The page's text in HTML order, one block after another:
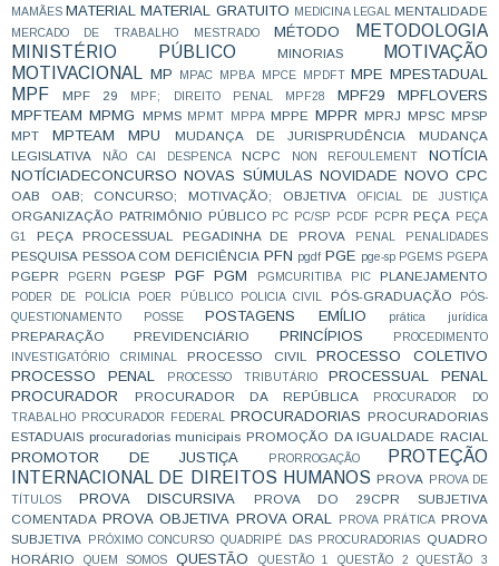
MAMÃES MATERIAL MATERIAL GRATUITO MEDICINA LEGAL MENTALIDADE
MERCADO DE TRABALHO MESTRADO MÉTODO
METODOLOGIA
MINISTÉRIO PÚBLICO
MINORIAS
MOTIVAÇÃO
MOTIVACIONAL
MP MPAC MPBA MPCE MPDFT MPE MPESTADUAL
MPF MPF 29 MPF; DIREITO PENAL MPF28 MPF29
MPFLOVERS
MPFTEAM MPMG MPMS MPMT MPPA MPPE MPPR MPRJ MPSC MPSP
MPT
MPTEAM MPU MUDANÇA DE JURISPRUDÊNCIA
MUDANÇA
LEGISLATIVA
NÃO CAI DESPENCA NCPC NON REFOULEMENT
NOTÍCIA
NOTÍCIADECONCURSO NOVAS SÚMULAS NOVIDADE NOVO CPC
OAB OAB; CONCURSO; MOTIVAÇÃO; OBJETIVA OFICIAL DE JUSTIÇA
ORGANIZAÇÃO PATRIMÔNIO PÚBLICO PC PC/SP PCDF PCPR PEÇA
PEÇA
G1
PEÇA PROCESSUAL PEGADINHA DE PROVA PENAL PENALIDADES
PESQUISA PESSOA COM DEFICIÊNCIA PFN pgdf PGE pge-sp PGEMS PGEPA
PGEPR PGERN PGESP PGF PGM PGMCURITIBA PIC PLANEJAMENTO
PODER DE POLÍCIA POER PÚBLICO POLICIA CIVIL PÓS-GRADUAÇÃO
PÓS-
QUESTIONAMENTO
POSSE POSTAGENS EMÍLIO prática jurídica
PREPARAÇÃO PREVIDENCIÁRIO PRINCÍPIOS
PROCEDIMENTO
INVESTIGATÓRIO CRIMINAL
PROCESSO CIVIL
PROCESSO COLETIVO
PROCESSO PENAL
PROCESSO TRIBUTÁRIO
PROCESSUAL PENAL
PROCURADOR
PROCURADOR DA REPÚBLICA
PROCURADOR DO
TRABALHO
PROCURADOR FEDERAL PROCURADORIAS PROCURADORIAS
ESTADUAIS procuradorias municipais PROMOÇÃO DA IGUALDADE RACIAL
PROMOTOR DE JUSTIÇA PRORROGAÇÃO
PROTEÇÃO
INTERNACIONAL DE DIREITOS HUMANOS PROVA
PROVA DE
TÍTULOS
PROVA DISCURSIVA
PROVA DO 29CPR SUBJETIVA
COMENTADA PROVA OBJETIVA PROVA ORAL PROVA PRÁTICA PROVA
SUBJETIVA
PRÓXIMO CONCURSO QUADRIPÉ DAS PROCURADORIAS
QUADRO
HORÁRIO
QUEM SOMOS QUESTÃO QUESTÃO 1 QUESTÃO 2 QUESTÃO 3